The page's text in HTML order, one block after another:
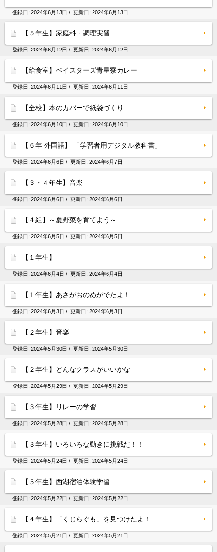
登録日: 2024年6月13日 / 更新日: 2024年6月13日
【５年生】家庭科・調理実習
登録日: 2024年6月12日 / 更新日: 2024年6月12日
【給食室】ベイスターズ青星寮カレー
登録日: 2024年6月11日 / 更新日: 2024年6月11日
【全校】本のカバーで紙袋づくり
登録日: 2024年6月10日 / 更新日: 2024年6月10日
【６年 外国語】 「学習者用デジタル教科書」
登録日: 2024年6月6日 / 更新日: 2024年6月7日
【３・４年生】音楽
登録日: 2024年6月6日 / 更新日: 2024年6月6日
【４組】～夏野菜を育てよう～
登録日: 2024年6月5日 / 更新日: 2024年6月5日
【１年生】
登録日: 2024年6月4日 / 更新日: 2024年6月4日
【１年生】あさがおのめがでたよ！
登録日: 2024年6月3日 / 更新日: 2024年6月3日
【２年生】音楽
登録日: 2024年5月30日 / 更新日: 2024年5月30日
【２年生】どんなクラスがいいかな
登録日: 2024年5月29日 / 更新日: 2024年5月29日
【３年生】リレーの学習
登録日: 2024年5月28日 / 更新日: 2024年5月28日
【３年生】いろいろな動きに挑戦だ！！
登録日: 2024年5月24日 / 更新日: 2024年5月24日
【５年生】西湖宿泊体験学習
登録日: 2024年5月22日 / 更新日: 2024年5月22日
【４年生】「くじらぐも」を見つけたよ！
登録日: 2024年5月21日 / 更新日: 2024年5月21日